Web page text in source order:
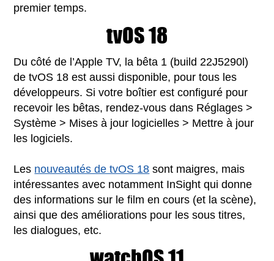
premier temps.
tvOS 18
Du côté de l’Apple TV, la bêta 1 (build 22J5290l)
de tvOS 18 est aussi disponible, pour tous les
développeurs. Si votre boîtier est configuré pour
recevoir les bêtas, rendez-vous dans Réglages >
Système > Mises à jour logicielles > Mettre à jour
les logiciels.
Les nouveautés de tvOS 18 sont maigres, mais
intéressantes avec notamment InSight qui donne
des informations sur le film en cours (et la scène),
ainsi que des améliorations pour les sous titres,
les dialogues, etc.